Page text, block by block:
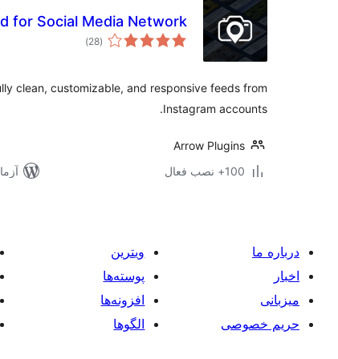
for Social Media Network
(28
مجموع
امتیازها)
clean, customizable, and responsive feeds from
Instagram accounts.
Arrow Plugins
100+ نصب فعال
درباره ما
اخبار
میزبانی
حریم خصوصی
ویترین
پوسته‌ها
افزونه‌ها
الگوها